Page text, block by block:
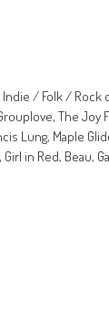
/ Folk / Rock
The Joy
Lung, Maple
in Red, Beau,